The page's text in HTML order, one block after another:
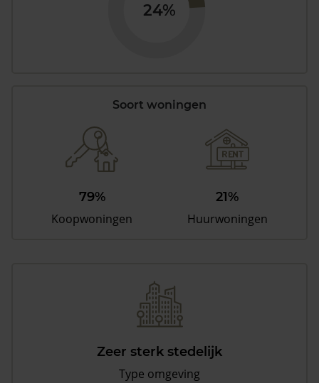
24%
Soort woningen
79%
Koopwoningen
21%
Huurwoningen
Zeer sterk stedelijk
Type omgeving